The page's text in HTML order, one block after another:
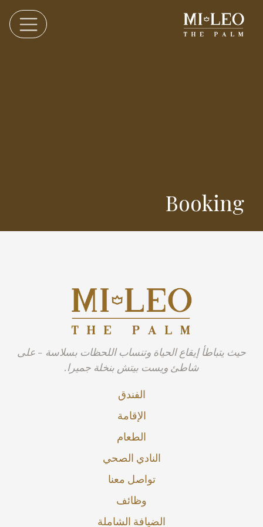
Booking
حيث يتباطأ إيقاع الحياة وتنساب اللحظات بسلاسة - على
شاطئ ويست بيتش بنخلة جميرا.
الفندق
الإقامة
الطعام
النادي الصحي
تواصل معنا
وظائف
الضيافة الشاملة